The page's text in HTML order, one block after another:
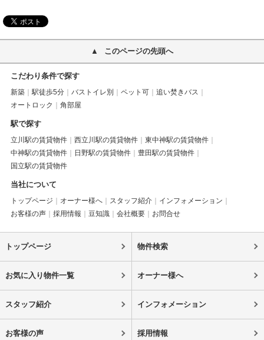
このページの先頭へ
こだわり条件で探す
新築 駅徒歩5分 バストイレ別 ペット可
追い焚きバス
オートロック
角部屋
駅で探す
立川駅の賃貸物件 西立川駅の賃貸物件
東中神駅の賃貸物件
中神駅の賃貸物件
日野駅の賃貸物件
豊田駅の賃貸物件
国立駅の賃貸物件
当社について
トップページ オーナー様へ スタッフ紹介
インフォメーション
お客様の声
採用情報 豆知識 会社概要 お問合せ
トップページ 物件検索
お気に入り物件一覧 オーナー様へ
スタッフ紹介 インフォメーション
お客様の声 採用情報